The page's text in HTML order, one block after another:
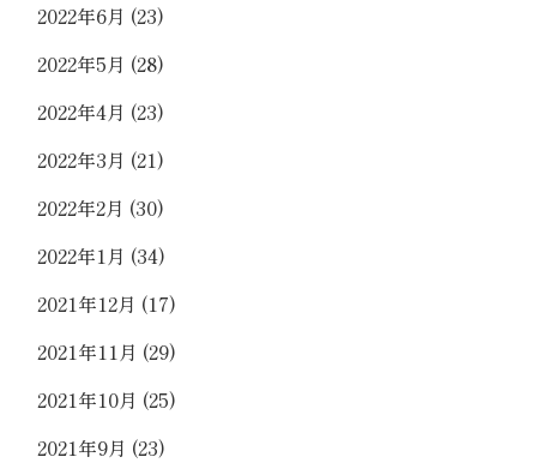
2022年6月 (23)
2022年5月 (28)
2022年4月 (23)
2022年3月 (21)
2022年2月 (30)
2022年1月 (34)
2021年12月 (17)
2021年11月 (29)
2021年10月 (25)
2021年9月 (23)